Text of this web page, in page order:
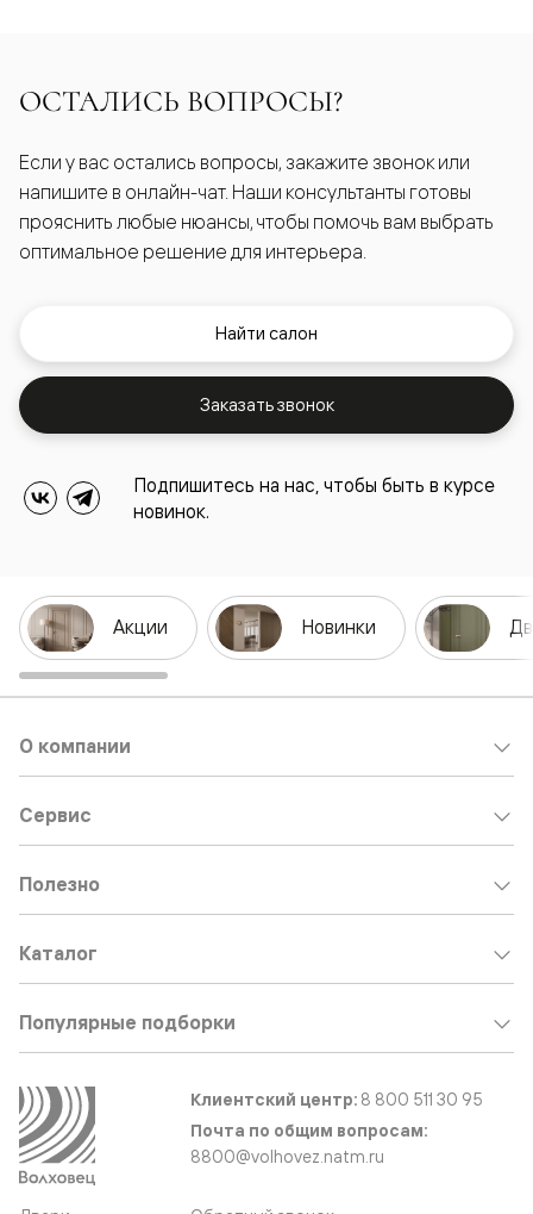
ОСТАЛИСЬ ВОПРОСЫ?
Если у вас остались вопросы, закажите звонок или
напишите в онлайн-чат. Наши консультанты готовы
прояснить любые нюансы, чтобы помочь вам выбрать
оптимальное решение для интерьера.
Найти салон
Заказать звонок
Подпишитесь на нас, чтобы быть в курсе
новинок.
Акции Новинки
О компании
Сервис
Полезно
Каталог
Популярные подборки
Клиентский центр: 8 800 511 30 95
Почта по общим вопросам:
8800@volhovez.natm.ru